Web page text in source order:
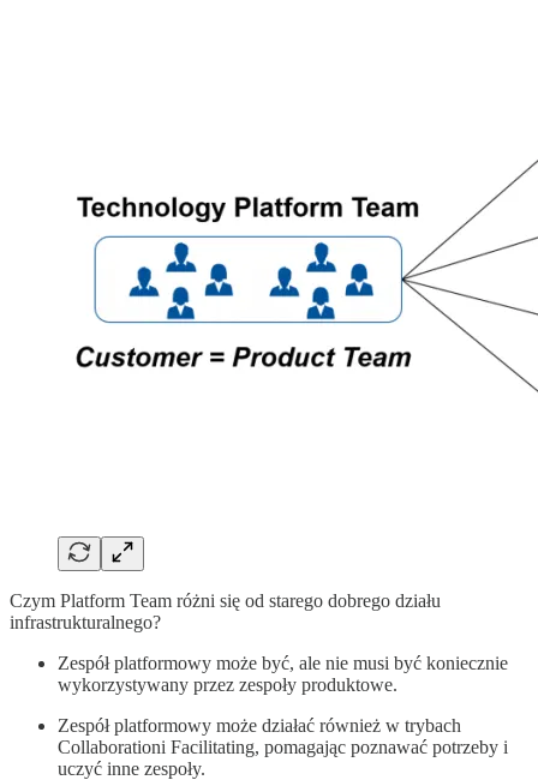
Czym Platform Team różni się od starego dobrego działu
infrastrukturalnego?
Zespół platformowy może być, ale nie musi być koniecznie
wykorzystywany przez zespoły produktowe.
Zespół platformowy może działać również w trybach
Collaborationi Facilitating, pomagając poznawać potrzeby i
uczyć inne zespoły.